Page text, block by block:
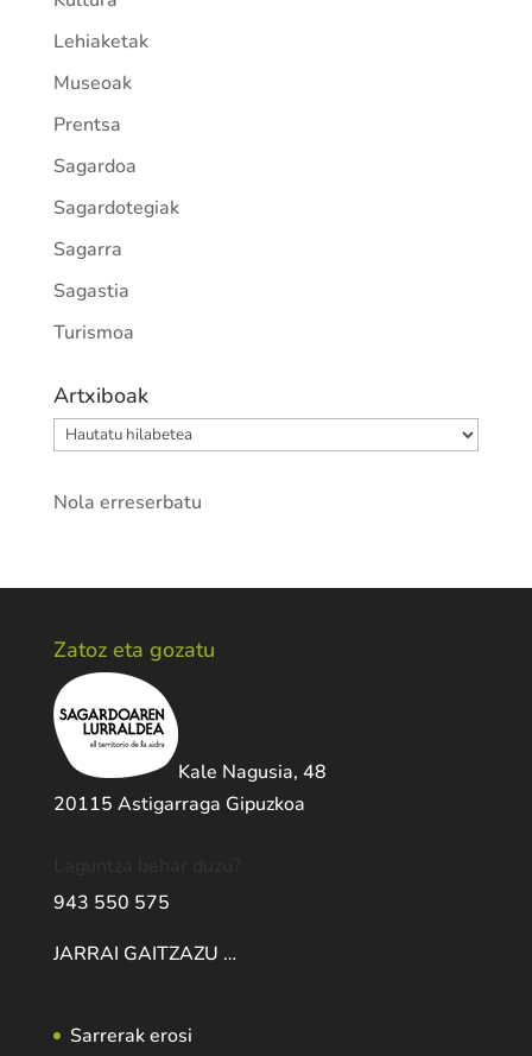
Lehiaketak
Museoak
Prentsa
Sagardoa
Sagardotegiak
Sagarra
Sagastia
Turismoa
Artxiboak
Artxiboak
Nola erreserbatu
Zatoz eta gozatu
Kale Nagusia, 48
20115 Astigarraga Gipuzkoa
943 550 575
JARRAI GAITZAZU …
Sarrerak erosi